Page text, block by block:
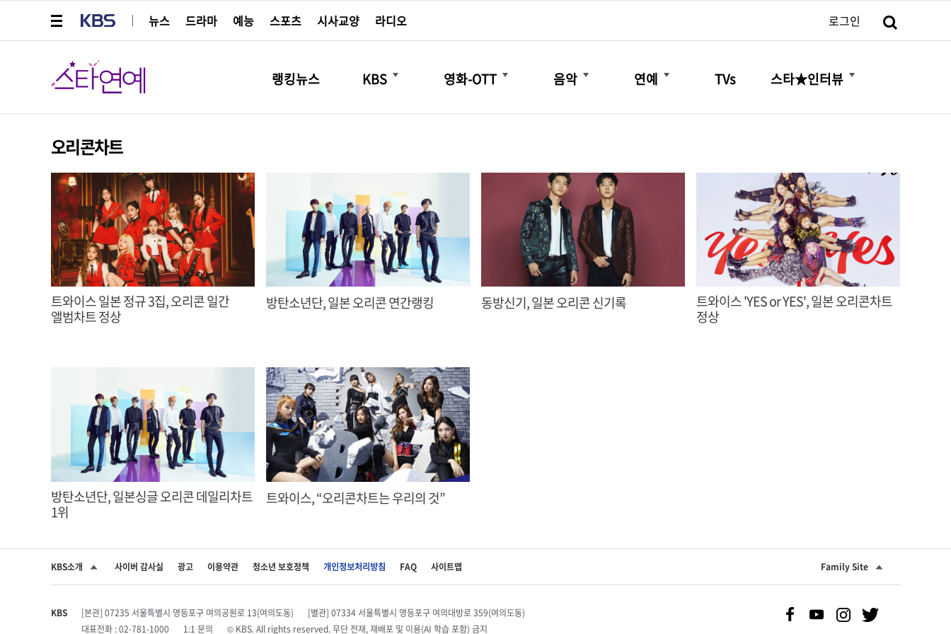
뉴스
드라마 예능 스포츠 시사교양 라디오 로그인
스타연예
랭킹뉴스 KBS
더보기
영화-OTT
더보기
음악
더보기
연예
더보기
TVs 스타★인터뷰
더보기
오리콘차트
트와이스 일본 정규 3집, 오리콘 일간
앨범차트 정상
방탄소년단, 일본 오리콘 연간랭킹 동방신기, 일본 오리콘 신기록
트와이스 'YES or YES', 일본 오리콘차트
정상
방탄소년단, 일본싱글 오리콘 데일리차트
1위
트와이스, “오리콘차트는 우리의 것”
KBS소개 사이버 감사실 광고 이용약관 청소년 보호정책 개인정보처리방침 FAQ 사이트맵 Family Site
KBS [본관] 07235 서울특별시 영등포구 여의공원로 13(여의도동)
[별관] 07334 서울특별시 영등포구 여의대방로 359(여의도동)
대표전화 : 02-781-1000
1:1 문의 © KBS. All rights reserved. 무단 전재, 재배포 및 이용(AI 학습 포함) 금지